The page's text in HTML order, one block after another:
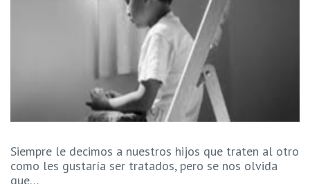
Siempre le decimos a nuestros hijos que traten al otro
como les gustaría ser tratados, pero se nos olvida
que…